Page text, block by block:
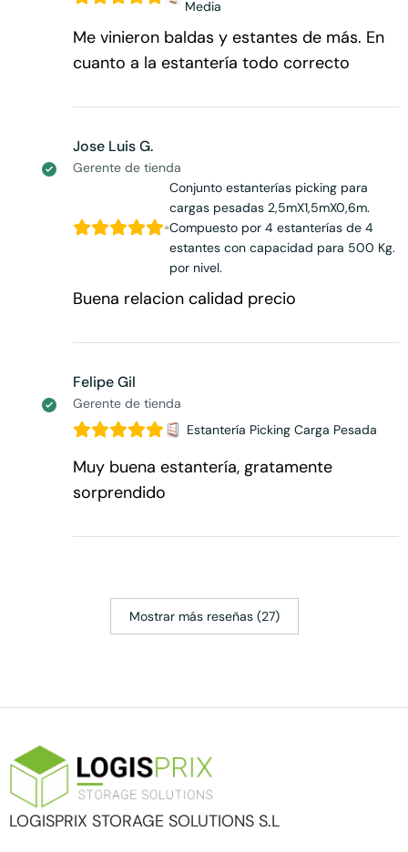
Media
Me vinieron baldas y estantes de más. En
cuanto a la estantería todo correcto
Jose Luis G.
Gerente de tienda
Conjunto estanterías picking para
cargas pesadas 2,5mX1,5mX0,6m.
Compuesto por 4 estanterías de 4
estantes con capacidad para 500 Kg.
por nivel.
Buena relacion calidad precio
Felipe Gil
Gerente de tienda
Estantería Picking Carga Pesada
Muy buena estantería, gratamente
sorprendido
Mostrar más reseñas (27)
LOGISPRIX STORAGE SOLUTIONS S.L